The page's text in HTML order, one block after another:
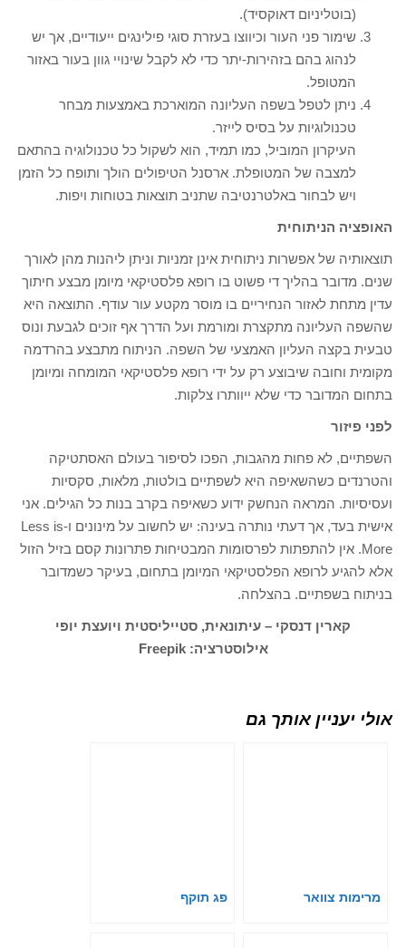
(בוטליניום דאוקסיד).
שימור פני העור וכיווצו בעזרת סוגי פילינגים ייעודיים, אך יש
לנהוג בהם בזהירות-יתר כדי לא לקבל שינויי גוון בעור באזור
המטופל.
ניתן לטפל בשפה העליונה המוארכת באמצעות מבחר
טכנולוגיות על בסיס לייזר.
העיקרון המוביל, כמו תמיד, הוא לשקול כל טכנולוגיה בהתאם
למצבה של המטופלת. ארסנל הטיפולים הולך ותופח כל הזמן
ויש לבחור באלטרנטיבה שתניב תוצאות בטוחות ויפות.
האופציה הניתוחית
תוצאותיה של אפשרות ניתוחית אינן זמניות וניתן ליהנות מהן לאורך
שנים. מדובר בהליך די פשוט בו רופא פלסטיקאי מיומן מבצע חיתוך
עדין מתחת לאזור הנחיריים בו מוסר מקטע עור עודף. התוצאה היא
שהשפה העליונה מתקצרת ומורמת ועל הדרך אף זוכים לגבעת ונוס
טבעית בקצה העליון האמצעי של השפה. הניתוח מתבצע בהרדמה
מקומית וחובה שיבוצע רק על ידי רופא פלסטיקאי המומחה ומיומן
בתחום המדובר כדי שלא ייוותרו צלקות.
לפני פיזור
השפתיים, לא פחות מהגבות, הפכו לסיפור בעולם האסתטיקה
והטרנדים כשהשאיפה היא לשפתיים בולטות, מלאות, סקסיות
ועסיסיות. המראה הנחשק ידוע כשאיפה בקרב בנות כל הגילים. אני
אישית בעד, אך דעתי נותרה בעינה: יש לחשוב על מינונים ו-Less is
More. אין להתפתות לפרסומות המבטיחות פתרונות קסם בזיל הזול
אלא להגיע לרופא הפלסטיקאי המיומן בתחום, בעיקר כשמדובר
בניתוח בשפתיים. בהצלחה.
קארין דנסקי – עיתונאית, סטייליסטית ויועצת יופי
אילוסטרציה: Freepik
אולי יעניין אותך גם
מרימות צוואר פג תוקף